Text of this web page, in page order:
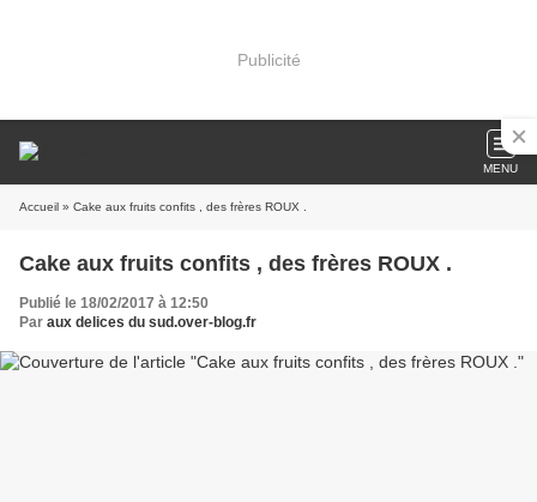
Publicité
MENU
Accueil » Cake aux fruits confits , des frères ROUX .
Cake aux fruits confits , des frères ROUX .
Publié le 18/02/2017 à 12:50
Par aux delices du sud.over-blog.fr